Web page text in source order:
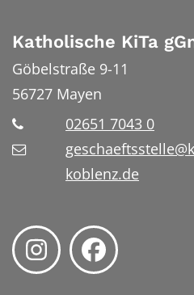
Katholische KiTa
Göbelstraße 9-11
56727 Mayen
02651 7043 0
koblenz.de